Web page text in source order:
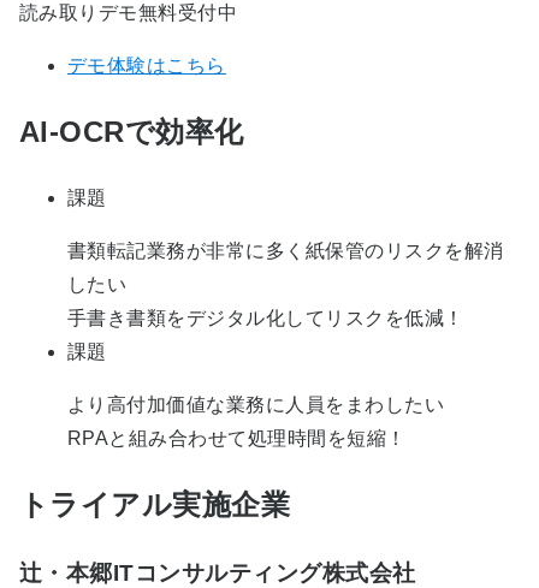
読み取りデモ無料受付中
デモ体験はこちら
AI-OCRで効率化
課題
書類転記業務が非常に多く紙保管のリスクを解消
したい
手書き書類をデジタル化してリスクを低減！
課題
より高付加価値な業務に人員をまわしたい
RPAと組み合わせて処理時間を短縮！
トライアル実施企業
辻・本郷ITコンサルティング株式会社